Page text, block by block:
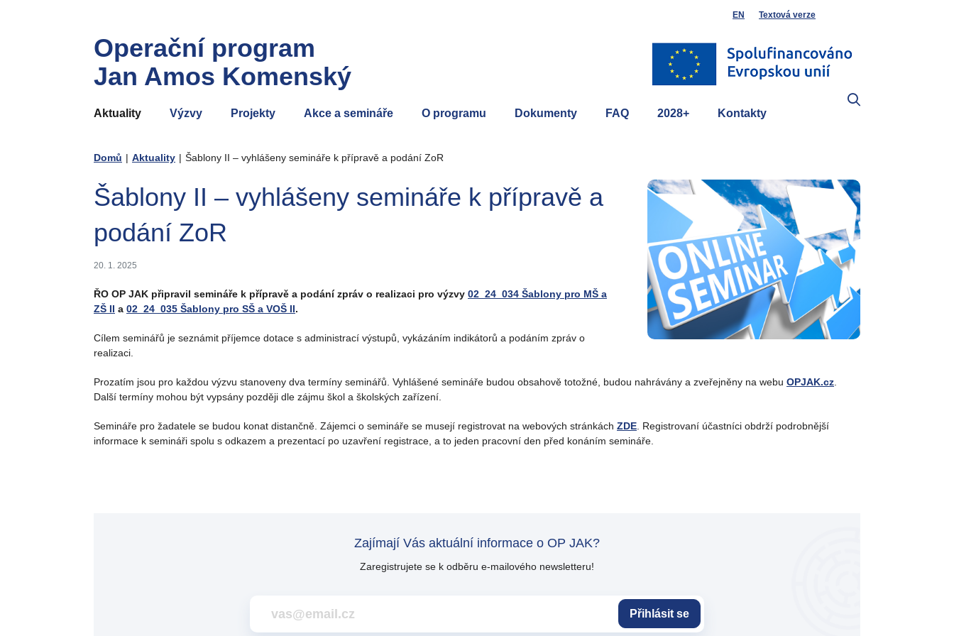
Operační program
Jan Amos Komenský
EN Textová verze
Aktuality Výzvy Projekty Akce a semináře O programu Dokumenty FAQ 2028+ Kontakty
Domů | Aktuality | Šablony II – vyhlášeny semináře k přípravě a podání ZoR
Šablony II – vyhlášeny semináře k přípravě a
podání ZoR
20. 1. 2025
ŘO OP JAK připravil semináře k přípravě a podání zpráv o realizaci pro výzvy 02_24_034 Šablony pro MŠ a
ZŠ II a 02_24_035 Šablony pro SŠ a VOŠ II.
Cílem seminářů je seznámit příjemce dotace s administrací výstupů, vykázáním indikátorů a podáním zpráv o
realizaci.
Prozatím jsou pro každou výzvu stanoveny dva termíny seminářů. Vyhlášené semináře budou obsahově totožné, budou nahrávány a zveřejněny na webu OPJAK.cz
Další termíny mohou být vypsány později dle zájmu škol a školských zařízení.
Semináře pro žadatele se budou konat distančně. Zájemci o semináře se musejí registrovat na webových stránkách ZDE . Registrovaní účastníci obdrží podrobnější
informace k semináři spolu s odkazem a prezentací po uzavření registrace, a to jeden pracovní den před konáním semináře.
Zajímají Vás aktuální informace o OP JAK?
Zaregistrujete se k odběru e-mailového newsletteru!
Přihlásit se